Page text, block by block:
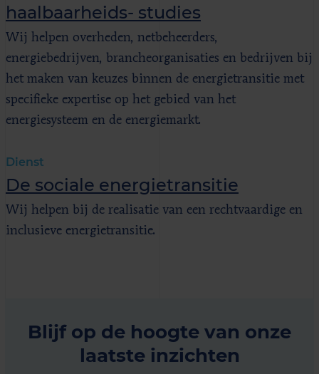
haalbaarheids- studies
Wij helpen overheden, netbeheerders,
energiebedrijven, brancheorganisaties en bedrijven bij
het maken van keuzes binnen de energietransitie met
specifieke expertise op het gebied van het
energiesysteem en de energiemarkt.
Dienst
De sociale energietransitie
Wij helpen bij de realisatie van een rechtvaardige en
inclusieve energietransitie.
Blijf op de hoogte van onze
laatste inzichten